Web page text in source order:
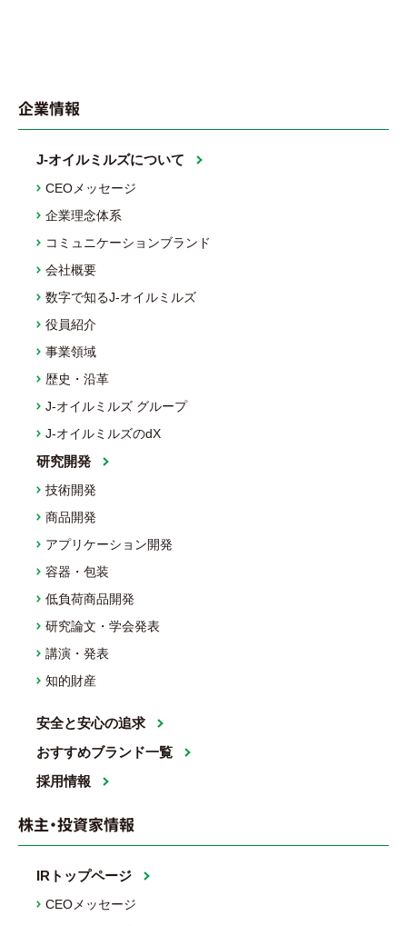
企業情報
J-オイルミルズについて
CEOメッセージ
企業理念体系
コミュニケーションブランド
会社概要
数字で知るJ-オイルミルズ
役員紹介
事業領域
歴史・沿革
J-オイルミルズ グループ
J-オイルミルズのdX
研究開発
技術開発
商品開発
アプリケーション開発
容器・包装
低負荷商品開発
研究論文・学会発表
講演・発表
知的財産
安全と安心の追求
おすすめブランド一覧
採用情報
株主・投資家情報
IRトップページ
CEOメッセージ